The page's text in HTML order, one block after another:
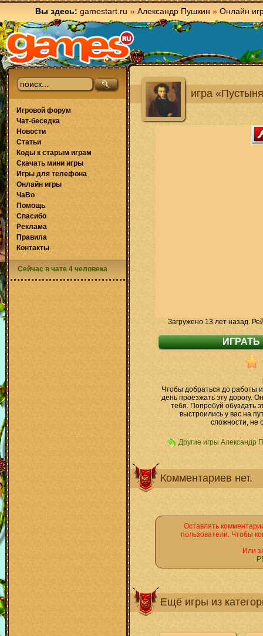
Вы здесь: gamestart.ru » Александр Пушкин » Онлайн
игра
Загружено 13 лет назад.
Чтобы добраться до работы
день проезжать эту дорогу.
тебя. Попробуй обуздать
выстроились у вас на
сложности, не
Другие игры Александр
Комментариев нет.
Оставлять
пользователи. Чтобы
Или
Ещё игры из
Игровой форум
Чат-беседка
Новости
Статьи
Коды к старым играм
Скачать мини игры
Игры для телефона
Онлайн игры
ЧаВо
Помощь
Спасибо
Реклама
Правила
Контакты
Сейчас в чате 4 человека